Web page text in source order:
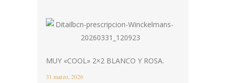
MUY «COOL» 2×2 BLANCO Y ROSA.
31 marzo, 2026